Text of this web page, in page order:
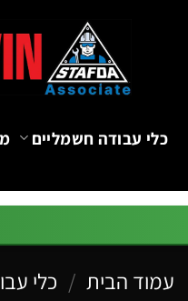
כלי עבודה חשמליים
עמוד הבית / כלי